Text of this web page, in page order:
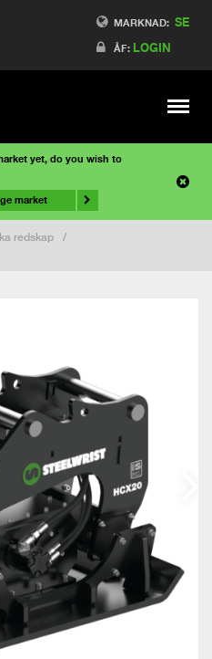
MARKNAD: SE
ÅF: LOGIN
Meny
yet, do you wish to
market
redskap
/